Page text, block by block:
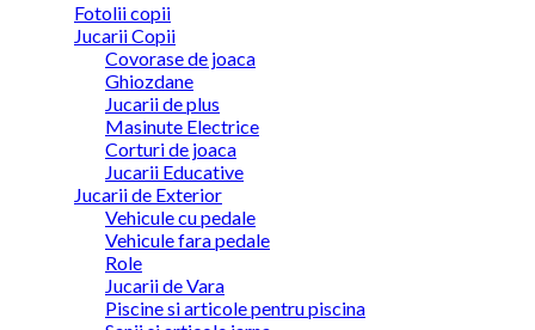
Fotolii copii
Jucarii Copii
Covorase de joaca
Ghiozdane
Jucarii de plus
Masinute Electrice
Corturi de joaca
Jucarii Educative
Jucarii de Exterior
Vehicule cu pedale
Vehicule fara pedale
Role
Jucarii de Vara
Piscine si articole pentru piscina